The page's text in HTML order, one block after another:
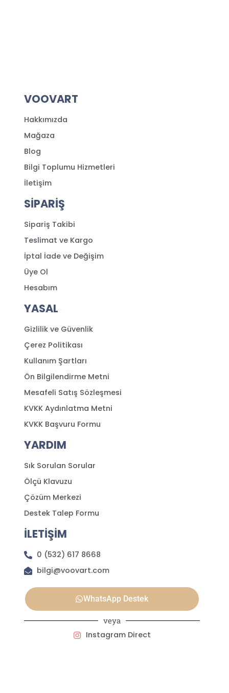
VOOVART
Hakkımızda
Mağaza
Blog
Bilgi Toplumu Hizmetleri
İletişim
SİPARİŞ
Sipariş Takibi
Teslimat ve Kargo
İptal İade ve Değişim
Üye Ol
Hesabım
YASAL
Gizlilik ve Güvenlik
Çerez Politikası
Kullanım Şartları
Ön Bilgilendirme Metni
Mesafeli Satış Sözleşmesi
KVKK Aydınlatma Metni
KVKK Başvuru Formu
YARDIM
Sık Sorulan Sorular
Ölçü Klavuzu
Çözüm Merkezi
Destek Talep Formu
İLETİŞİM
0 (532) 617 8668
bilgi@voovart.com
WhatsApp Destek
veya
Instagram Direct